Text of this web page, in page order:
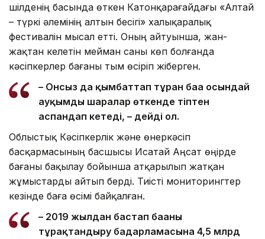
шілденің басында өткен Катонқарағайдағы «Алтай
– түркі әлемінің алтын бесігі» халықаралық
фестивалін мысал етті. Оның айтуынша, жан-
жақтан келетін мейман саны көп болғанда
кәсіпкерлер бағаны тым өсіріп жіберген.
– Онсыз да қымбаттап тұрған баға осындай
ауқымды шаралар өткенде тіптен
аспандап кетеді, – дейді ол.
Облыстық Кәсіпкерлік және өнеркәсіп
басқармасының басшысы Исатай Аңсат өңірде
бағаны бақылау бойынша атқарылып жатқан
жұмыстарды айтып берді. Тиісті мониторингтер
кезінде баға өсімі байқалған.
– 2019 жылдан бастап бағаны
тұрақтандыру бағдарламасына 4,5 млрд